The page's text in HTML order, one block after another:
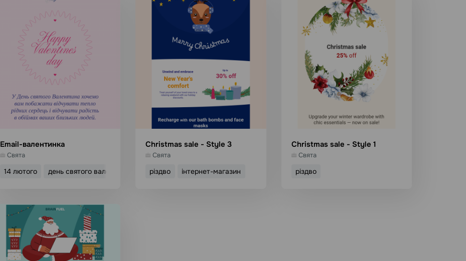
Email-валентинка
Свята
14 лютого день святого валентина
Використати шаблон
Детальніше
Christmas sale - Style 3
Свята
різдво інтернет-магазин
Christmas sale - Style 1
Свята
різдво